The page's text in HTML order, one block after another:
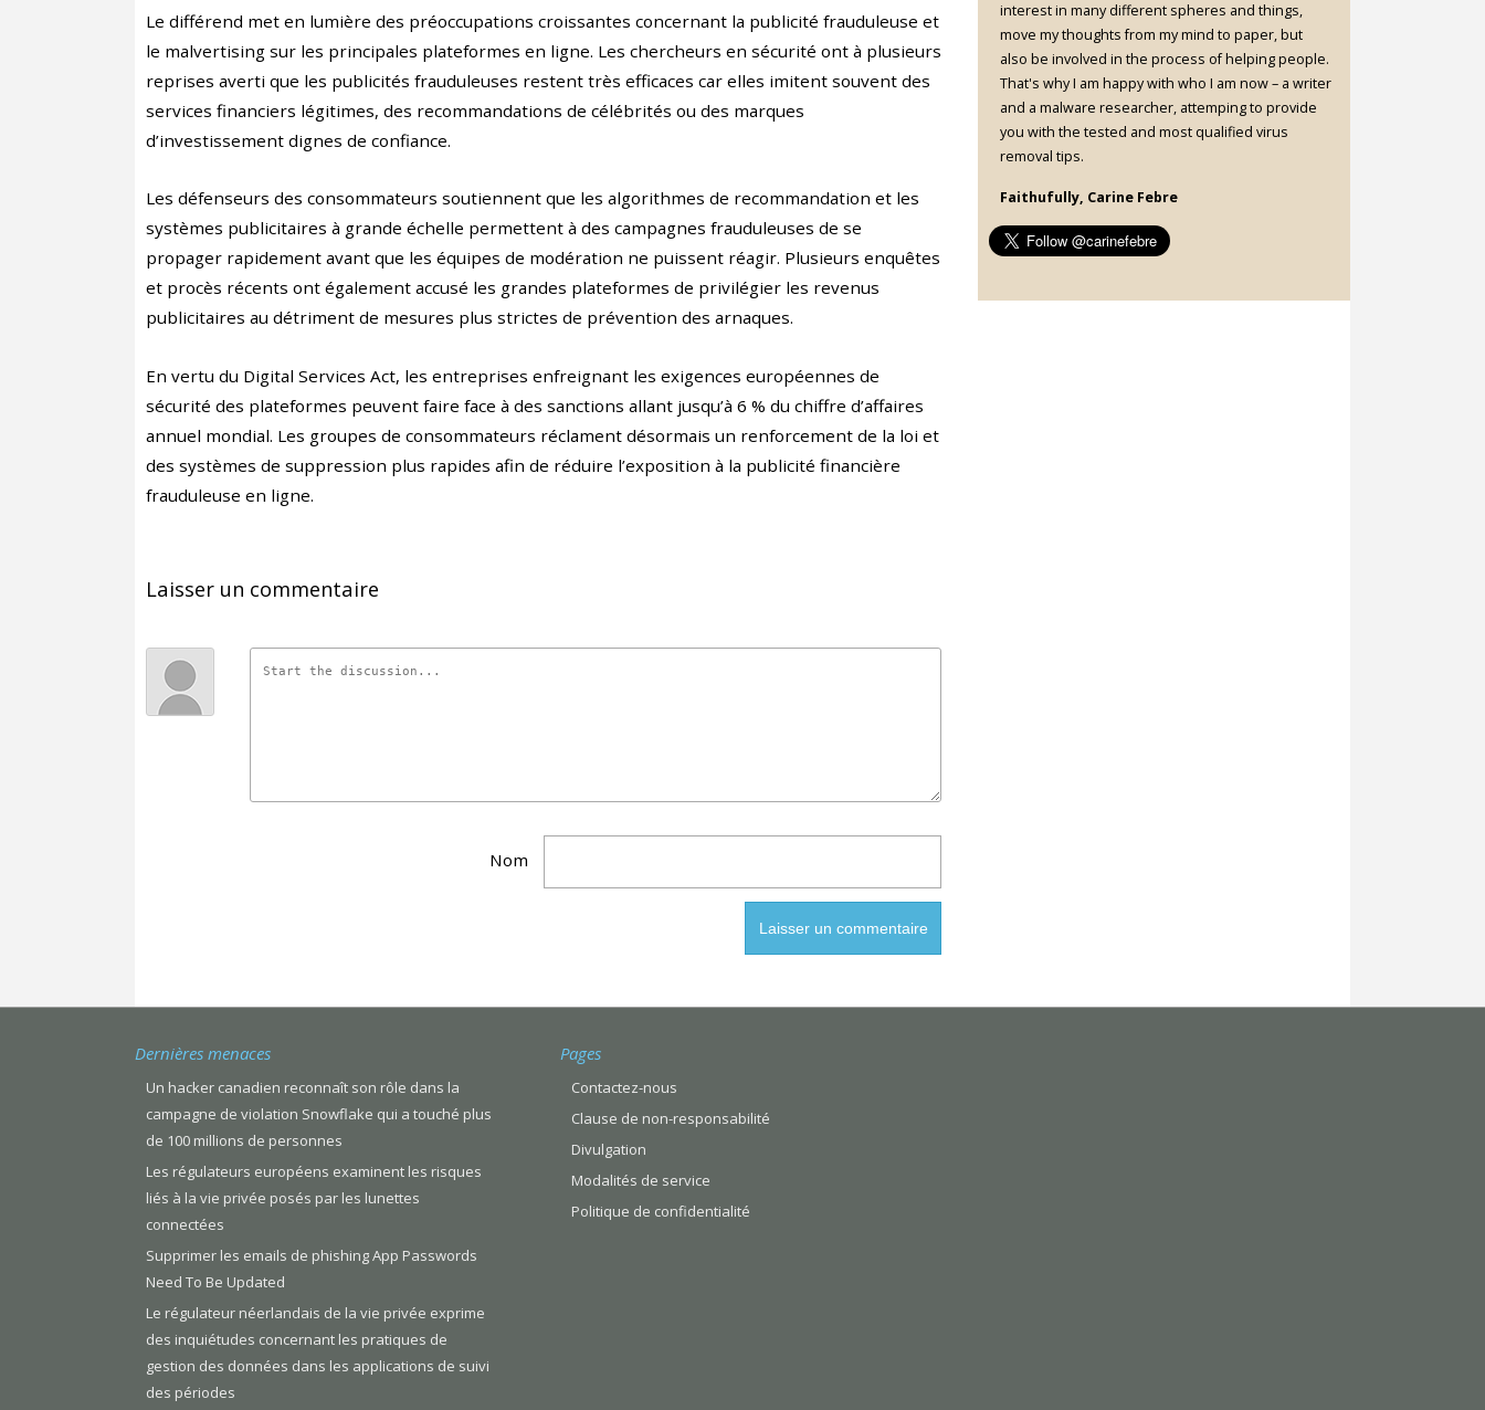
Le différend met en lumière des préoccupations croissantes concernant la publicité frauduleuse et
le malvertising sur les principales plateformes en ligne. Les chercheurs en sécurité ont à plusieurs
reprises averti que les publicités frauduleuses restent très efficaces car elles imitent souvent des
services financiers légitimes, des recommandations de célébrités ou des marques
d’investissement dignes de confiance.
Les défenseurs des consommateurs soutiennent que les algorithmes de recommandation et les
systèmes publicitaires à grande échelle permettent à des campagnes frauduleuses de se
propager rapidement avant que les équipes de modération ne puissent réagir. Plusieurs enquêtes
et procès récents ont également accusé les grandes plateformes de privilégier les revenus
publicitaires au détriment de mesures plus strictes de prévention des arnaques.
En vertu du Digital Services Act, les entreprises enfreignant les exigences européennes de
sécurité des plateformes peuvent faire face à des sanctions allant jusqu’à 6 % du chiffre d’affaires
annuel mondial. Les groupes de consommateurs réclament désormais un renforcement de la loi et
des systèmes de suppression plus rapides afin de réduire l’exposition à la publicité financière
frauduleuse en ligne.
Laisser un commentaire
Nom
interest in many different spheres and things,
move my thoughts from my mind to paper, but
also be involved in the process of helping people.
That's why I am happy with who I am now – a writer
and a malware researcher, attemping to provide
you with the tested and most qualified virus
removal tips.
Faithufully, Carine Febre
Dernières menaces
Un hacker canadien reconnaît son rôle dans la
campagne de violation Snowflake qui a touché plus
de 100 millions de personnes
Les régulateurs européens examinent les risques
liés à la vie privée posés par les lunettes
connectées
Supprimer les emails de phishing App Passwords
Need To Be Updated
Le régulateur néerlandais de la vie privée exprime
des inquiétudes concernant les pratiques de
gestion des données dans les applications de suivi
des périodes
Pages
Contactez-nous
Clause de non-responsabilité
Divulgation
Modalités de service
Politique de confidentialité